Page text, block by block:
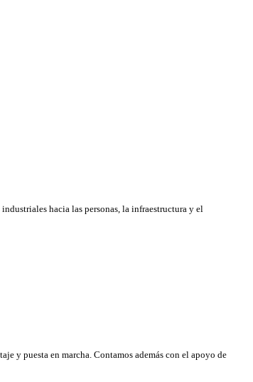
hacia las personas, la infraestructura y el
y puesta en marcha. Contamos además con el apoyo de